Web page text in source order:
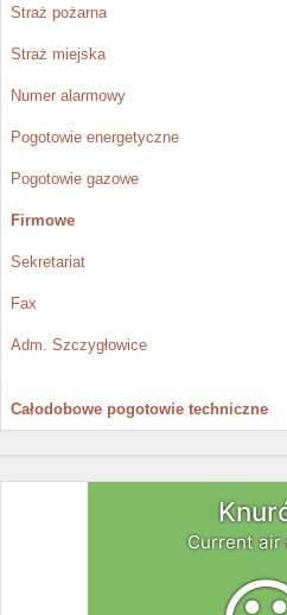
Straż pożarna
Straż miejska
Numer alarmowy
Pogotowie energetyczne
Pogotowie gazowe
Firmowe
Sekretariat
Fax
Adm. Szczygłowice
Całodobowe pogotowie techniczne